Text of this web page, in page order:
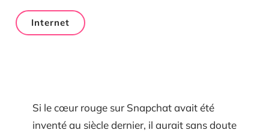
Internet
Si le cœur rouge sur Snapchat avait été
inventé au siècle dernier, il aurait sans doute